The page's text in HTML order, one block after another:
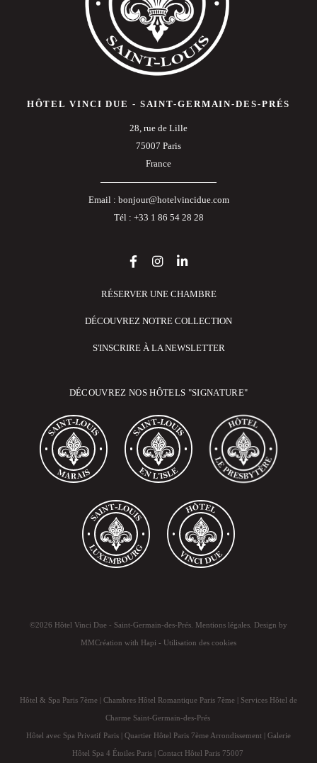
HÔTEL VINCI DUE - SAINT-GERMAIN-DES-PRÉS
28, rue de Lille
75007 Paris
France
Email : bonjour@hotelvincidue.com
Tél : +33 1 86 54 28 28
RÉSERVER UNE CHAMBRE
DÉCOUVREZ NOTRE COLLECTION
S'INSCRIRE À LA NEWSLETTER
DÉCOUVREZ NOS HÔTELS "SIGNATURE"
©2026 Hôtel Vinci Due - Saint-Germain-des-Prés. Mentions légales . Design by
MMCréation with Hapi - Utilisation des cookies
Hôtel & Spa Paris 7ème | Chambres Hôtel Romantique Paris 7ème | Services Hôtel de
Charme Saint-Germain-des-Prés
Hôtel avec Spa Privatif Paris | Quartier Hôtel Paris 7ème Arrondissement | Galerie
Hôtel Spa 4 Étoiles Paris| Contact Hôtel Paris 75007